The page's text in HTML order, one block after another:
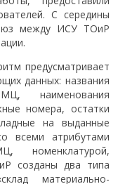
С середины
между ИСУ ТОиР
предусматривает
данных: названия
наименования
номера, остатки
на выданные
всеми атрибутами
номенклатурой,
созданы два типа
материально-